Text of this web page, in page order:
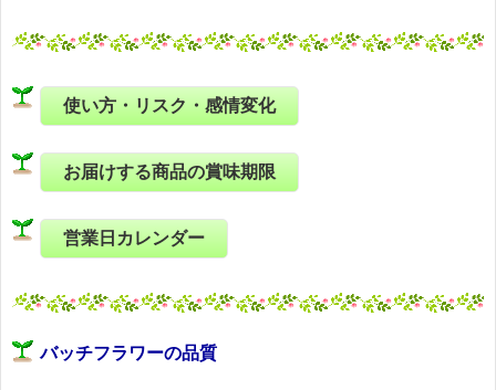
使い方・リスク・感情変化
お届けする商品の賞味期限
営業日カレンダー
バッチフラワーの品質